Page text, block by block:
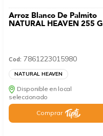
Arroz Blanco De Palmito
NATURAL HEAVEN 255 G
Cod: 7861223015980
NATURAL HEAVEN
Disponible en local
seleccionado
Comprar